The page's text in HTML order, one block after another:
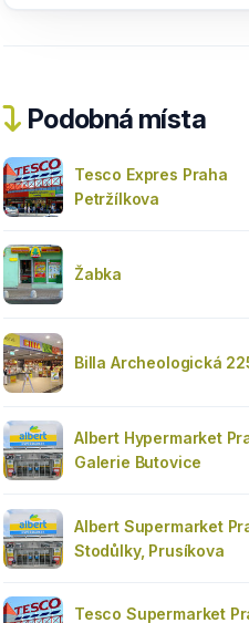
Podobná místa
Tesco Expres Praha
Petržílkova
Žabka
Billa Archeologická
Albert Hypermarket
Galerie Butovice
Albert Supermarket
Stodůlky, Prusíkova
Tesco Supermarket